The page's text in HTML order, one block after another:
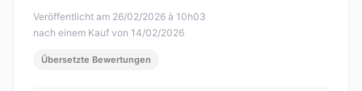
Veröffentlicht am 26/02/2026 à 10h03
nach einem Kauf von 14/02/2026
Übersetzte Bewertungen